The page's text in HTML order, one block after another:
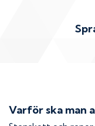
Varför ska man